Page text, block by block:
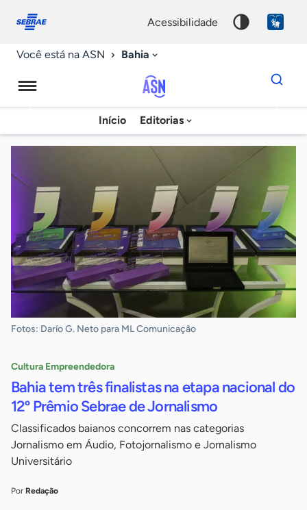
conosco
acessibilidade
Você está na ASN Bahia
Agência
Sebrae
de
Notícias
Início Editorias
Dados
para
chave
Fotos: Darío G. Neto para ML Comunicação
Cultura Empreendedora
Bahia tem três finalistas na etapa nacional do
12º Prêmio Sebrae de Jornalismo
Classificados baianos concorrem nas categorias
Jornalismo em Áudio, Fotojornalismo e Jornalismo
Universitário
Por Redação